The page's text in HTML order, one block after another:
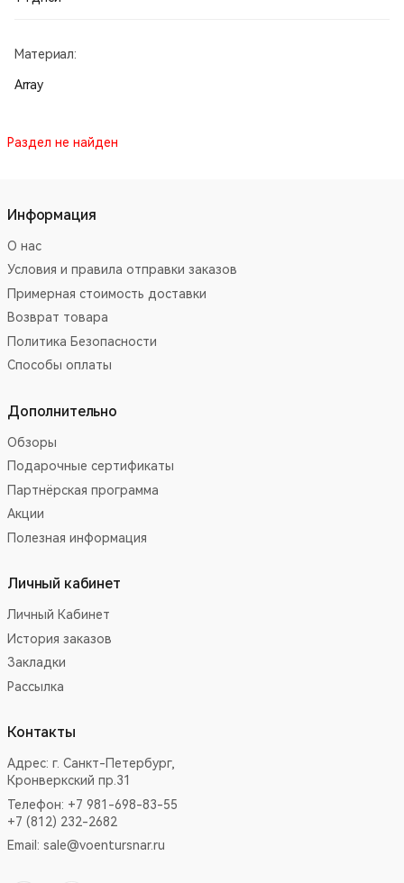
Материал:
Array
Раздел не найден
Информация
О нас
Условия и правила отправки заказов
Примерная стоимость доставки
Возврат товара
Политика Безопасности
Способы оплаты
Дополнительно
Обзоры
Подарочные сертификаты
Партнёрская программа
Акции
Полезная информация
Личный кабинет
Личный Кабинет
История заказов
Закладки
Рассылка
Контакты
Адрес: г. Санкт-Петербург,
Кронверкский пр.31
Телефон: +7 981-698-83-55
+7 (812) 232-2682
Email: sale@voentursnar.ru